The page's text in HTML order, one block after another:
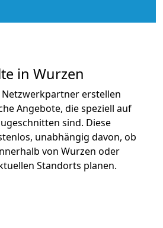
in Wurzen
erstellen
Angebote, die speziell auf
sind. Diese
unabhängig davon, ob
von Wurzen oder
Standorts planen.